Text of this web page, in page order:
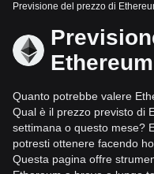
Previsione del prezzo di
Quanto potrebbe valere
Qual è il prezzo previsto di
settimana o questo mese?
potresti ottenere facendo
Questa pagina offre